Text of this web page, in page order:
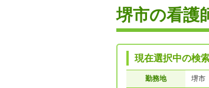
堺市の看護
現在選択中の検
勤務地 堺市